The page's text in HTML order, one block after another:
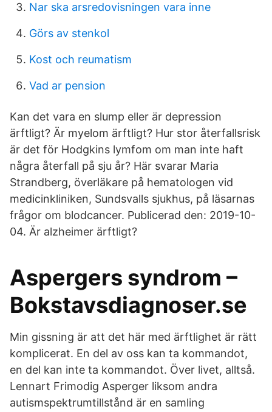
Nar ska arsredovisningen vara inne
Görs av stenkol
Kost och reumatism
Vad ar pension
Kan det vara en slump eller är depression
ärftligt? Är myelom ärftligt? Hur stor återfallsrisk
är det för Hodgkins lymfom om man inte haft
några återfall på sju år? Här svarar Maria
Strandberg, överläkare på hematologen vid
medicinkliniken, Sundsvalls sjukhus, på läsarnas
frågor om blodcancer. Publicerad den: 2019-10-
04. Är alzheimer ärftligt?
Aspergers syndrom –
Bokstavsdiagnoser.se
Min gissning är att det här med ärftlighet är rätt
komplicerat. En del av oss kan ta kommandot,
en del kan inte ta kommandot. Över livet, alltså.
Lennart Frimodig Asperger liksom andra
autismspektrumtillstånd är en samling